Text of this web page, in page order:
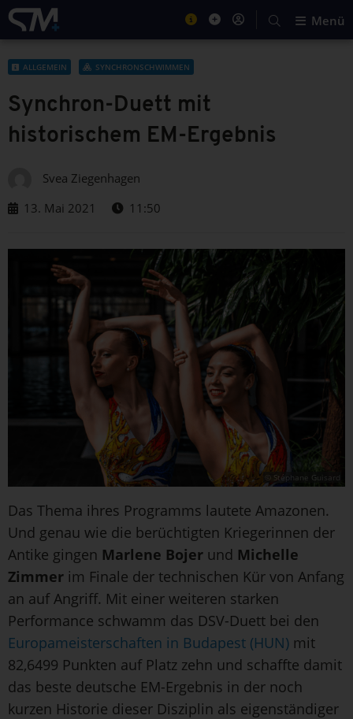
Menü
ALLGEMEIN SYNCHRONSCHWIMMEN
Synchron-Duett mit
historischem EM-Ergebnis
Svea Ziegenhagen
13. Mai 2021
11:50
© Stéphane Guisard
Das Thema ihres Programms lautete Amazonen.
Und genau wie die berüchtigten Kriegerinnen der
Antike gingen Marlene Bojer und Michelle
Zimmer im Finale der technischen Kür von Anfang
an auf Angriff. Mit einer weiteren starken
Performance schwamm das DSV-Duett bei den
Europameisterschaften in Budapest (HUN) mit
82,6499 Punkten auf Platz zehn und schaffte damit
das beste deutsche EM-Ergebnis in der noch
kurzen Historie dieser Disziplin als eigenständiger